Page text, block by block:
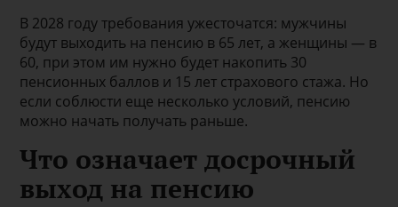
В 2028 году требования ужесточатся: мужчины
будут выходить на пенсию в 65 лет, а женщины — в
60, при этом им нужно будет накопить 30
пенсионных баллов и 15 лет страхового стажа. Но
если соблюсти еще несколько условий, пенсию
можно начать получать раньше.
Что означает досрочный
выход на пенсию